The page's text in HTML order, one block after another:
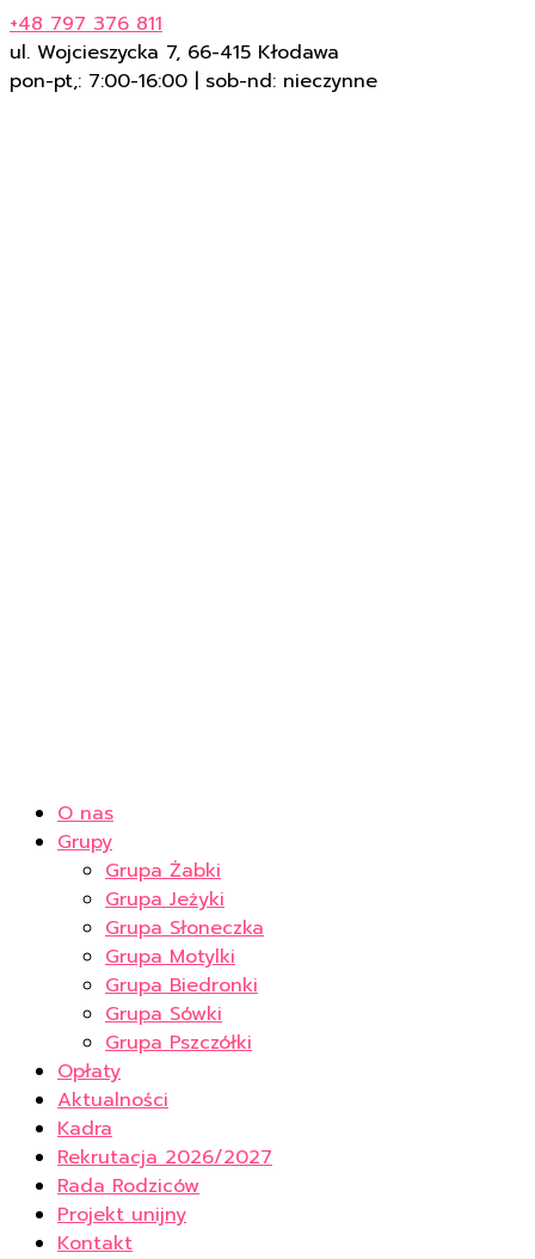
+48 797 376 811
ul. Wojcieszycka 7, 66-415 Kłodawa
pon-pt,: 7:00-16:00 | sob-nd: nieczynne
O nas
Grupy
Grupa Żabki
Grupa Jeżyki
Grupa Słoneczka
Grupa Motylki
Grupa Biedronki
Grupa Sówki
Grupa Pszczółki
Opłaty
Aktualności
Kadra
Rekrutacja 2026/2027
Rada Rodziców
Projekt unijny
Kontakt